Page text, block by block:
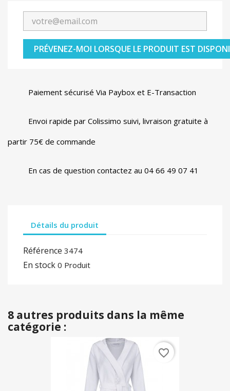
PRÉVENEZ-MOI LORSQUE LE PRODUIT EST
Paiement sécurisé Via Paybox et E-Transaction
Envoi rapide par Colissimo suivi, livraison gratuite à
partir 75€ de commande
En cas de question contactez au 04 66 49 07 41
Détails du produit
Référence 3474
En stock 0 Produit
8 autres produits dans la même
catégorie :
favorite_border